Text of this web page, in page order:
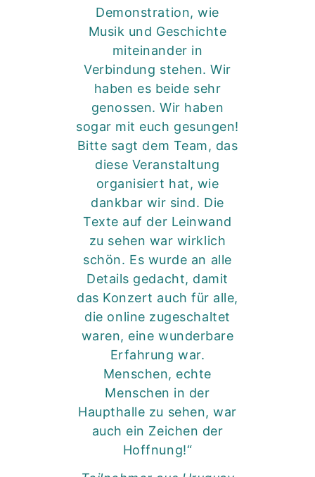
Demonstration, wie
Musik und Geschichte
miteinander in
Verbindung stehen. Wir
haben es beide sehr
genossen. Wir haben
sogar mit euch gesungen!
Bitte sagt dem Team, das
diese Veranstaltung
organisiert hat, wie
dankbar wir sind. Die
Texte auf der Leinwand
zu sehen war wirklich
schön. Es wurde an alle
Details gedacht, damit
das Konzert auch für alle,
die online zugeschaltet
waren, eine wunderbare
Erfahrung war.
Menschen, echte
Menschen in der
Haupthalle zu sehen, war
auch ein Zeichen der
Hoffnung!“